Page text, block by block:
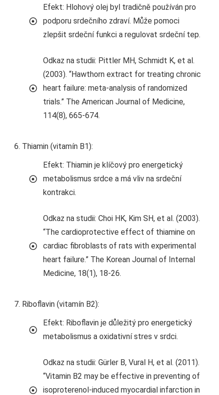
Efekt: Hlohový olej byl tradičně používán pro
podporu srdečního zdraví. Může pomoci
zlepšit srdeční funkci a regulovat srdeční tep.
Odkaz na studii: Pittler MH, Schmidt K, et al.
(2003). “Hawthorn extract for treating chronic
heart failure: meta-analysis of randomized
trials.” The American Journal of Medicine,
114(8), 665-674.
Thiamin (vitamín B1):
Efekt: Thiamin je klíčový pro energetický
metabolismus srdce a má vliv na srdeční
kontrakci.
Odkaz na studii: Choi HK, Kim SH, et al. (2003).
“The cardioprotective effect of thiamine on
cardiac fibroblasts of rats with experimental
heart failure.” The Korean Journal of Internal
Medicine, 18(1), 18-26.
Riboflavin (vitamín B2):
Efekt: Riboflavin je důležitý pro energetický
metabolismus a oxidativní stres v srdci.
Odkaz na studii: Gürler B, Vural H, et al. (2011).
“Vitamin B2 may be effective in preventing of
isoproterenol-induced myocardial infarction in